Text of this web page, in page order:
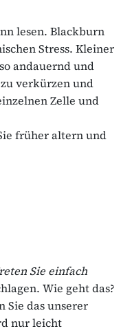
lesen. Blackburn
Stress. Kleiner
andauernd und
verkürzen und
Zelle und
früher altern und
Sie einfach
Wie geht das?
Sie das unserer
nur leicht